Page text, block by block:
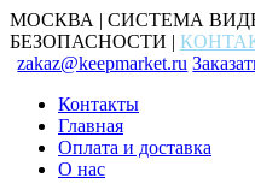
МОСКВА | СИСТЕМА
БЕЗОПАСНОСТИ |
zakaz@keepmarket.ru
Контакты
Главная
Оплата и доставка
О нас